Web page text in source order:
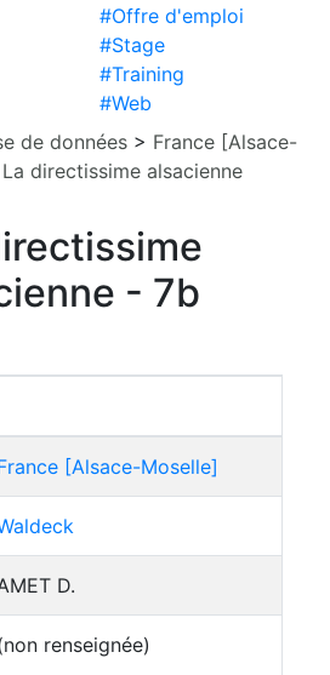
#Offre d'emploi
#Stage
#Training
#Web
de données > France [Alsace-
La directissime alsacienne
- 7b
[Alsace-Moselle]
D.
renseignée)